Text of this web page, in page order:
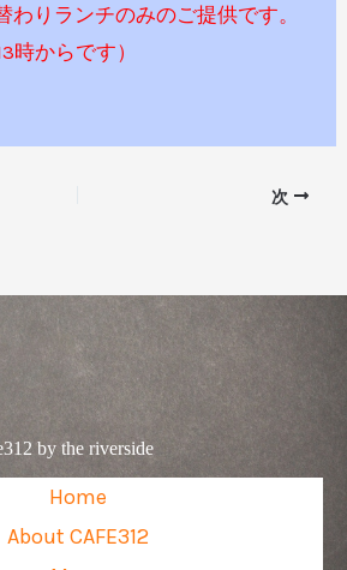
わりランチのみのご提供です。
時からです）
次
by the riverside
Home
About CAFE312